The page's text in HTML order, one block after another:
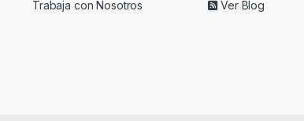
Trabaja con Nosotros
Ver Blog